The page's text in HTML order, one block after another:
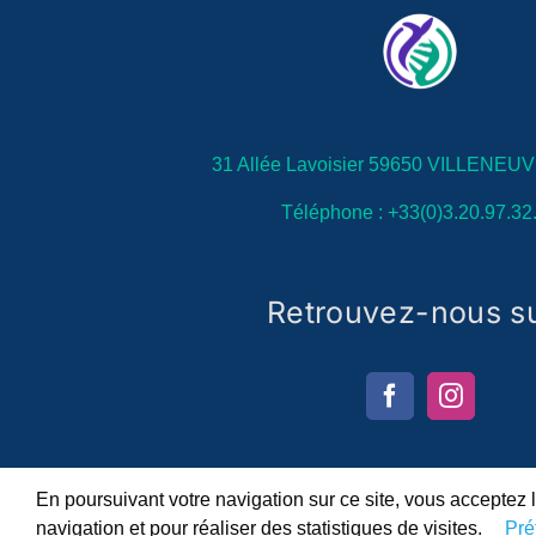
31 Allée Lavoisier 59650
Téléphone :
Retrouvez-nous
2024
En poursuivant votre navigation sur ce site, vous
navigation et pour réaliser des statistiques de visites.